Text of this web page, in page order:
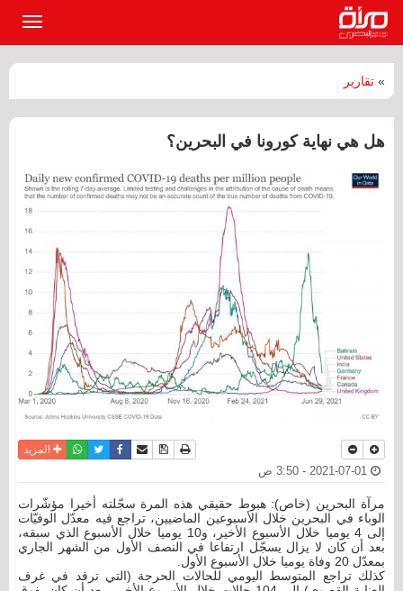
» تقارير
هل هي نهاية كورونا في البحرين؟
نسخة للطباعة
حفظ الموضوع
أرسل الى صديق
فيسبوكتويترواتسابالمزيد
مرآة البحرين (خاص): هبوط حقيقي هذه المرة سجّلته أخيرا مؤشّرات
الوباء في البحرين خلال الأسبوعين الماضيين، تراجع فيه معدّل الوفيّات
إلى 4 يوميا خلال الأسبوع الأخير، و10 يوميا خلال الأسبوع الذي سبقه،
بعد أن كان لا يزال يسجّل ارتفاعا في النصف الأول من الشهر الجاري
بمعدّل 20 وفاة يوميا خلال الأسبوع الأول.
كذلك تراجع المتوسط اليومي للحالات الحرجة (التي ترقد في غرف